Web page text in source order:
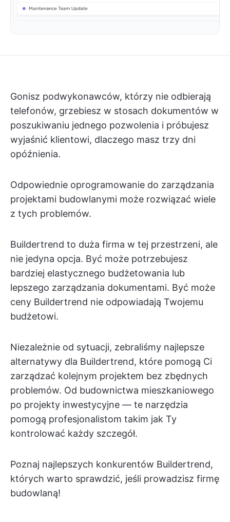
Gonisz podwykonawców, którzy nie odbierają
telefonów, grzebiesz w stosach dokumentów w
poszukiwaniu jednego pozwolenia i próbujesz
wyjaśnić klientowi, dlaczego masz trzy dni
opóźnienia.
Odpowiednie oprogramowanie do zarządzania
projektami budowlanymi może rozwiązać wiele
z tych problemów.
Buildertrend to duża firma w tej przestrzeni, ale
nie jedyna opcja. Być może potrzebujesz
bardziej elastycznego budżetowania lub
lepszego zarządzania dokumentami. Być może
ceny Buildertrend nie odpowiadają Twojemu
budżetowi.
Niezależnie od sytuacji, zebraliśmy najlepsze
alternatywy dla Buildertrend, które pomogą Ci
zarządzać kolejnym projektem bez zbędnych
problemów. Od budownictwa mieszkaniowego
po projekty inwestycyjne — te narzędzia
pomogą profesjonalistom takim jak Ty
kontrolować każdy szczegół.
Poznaj najlepszych konkurentów Buildertrend,
których warto sprawdzić, jeśli prowadzisz firmę
budowlaną!